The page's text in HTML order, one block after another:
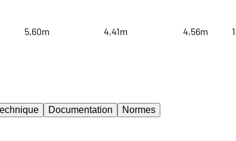
5,60m 4,41m 4,56m
Documentation Normes